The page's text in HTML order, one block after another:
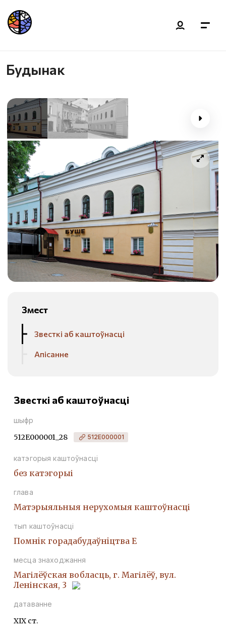
Будынак
Змест
Звесткі аб каштоўнасці
Апісанне
Звесткі аб каштоўнасці
шыфр
512Е000001_28 512Е000001
катэгорыя каштоўнасці
без катэгорыі
глава
Матэрыяльныя нерухомыя каштоўнасці
тып каштоўнасці
Помнiк горадабудаўнiцтва Е
месца знаходжання
Магілёўская вобласць, г. Магілёў, вул.
Ленінская, 3
датаванне
ХІХ ст.